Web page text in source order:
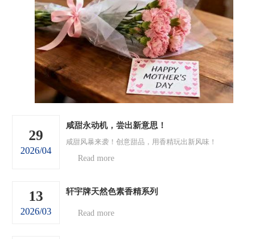
29
2026/04
咸甜永动机，尝出新意思！
咸甜风暴来袭！创意甜品，用香精玩出新风味！
Read more
13
2026/03
轩宇牌天然色素香精系列
Read more